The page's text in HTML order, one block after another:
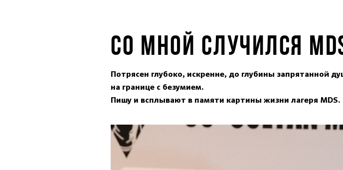
CО МНОЙ СЛУЧИЛСЯ
Потрясен глубоко, искренне, до глубины
на границе с безумием.
Пишу и всплывают в памяти картины жизни лагеря MDS.